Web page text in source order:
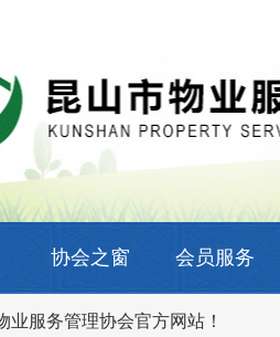
协会之窗 会员服务
业服务管理协会官方网站！